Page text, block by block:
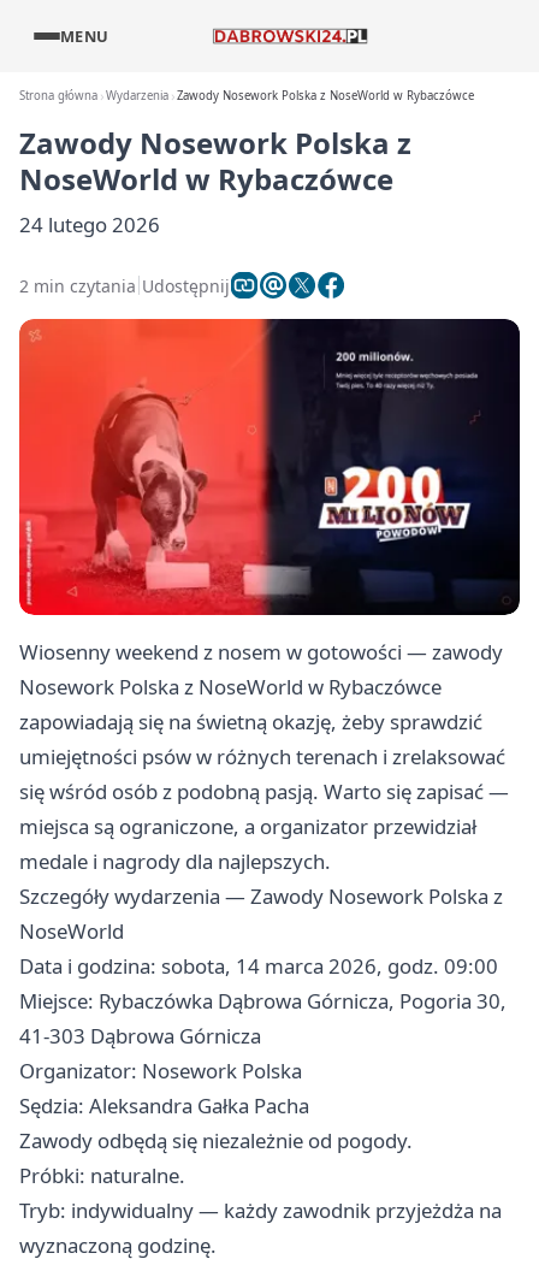
MENU
Strona główna Wydarzenia Zawody Nosework Polska z NoseWorld w Rybaczówce
Zawody Nosework Polska z
NoseWorld w Rybaczówce
24 lutego 2026
2 min czytania Udostępnij
Wiosenny weekend z nosem w gotowości — zawody
Nosework Polska z NoseWorld w Rybaczówce
zapowiadają się na świetną okazję, żeby sprawdzić
umiejętności psów w różnych terenach i zrelaksować
się wśród osób z podobną pasją. Warto się zapisać —
miejsca są ograniczone, a organizator przewidział
medale i nagrody dla najlepszych.
Szczegóły wydarzenia — Zawody Nosework Polska z
NoseWorld
Data i godzina: sobota, 14 marca 2026, godz. 09:00
Miejsce: Rybaczówka Dąbrowa Górnicza, Pogoria 30,
41-303 Dąbrowa Górnicza
Organizator: Nosework Polska
Sędzia: Aleksandra Gałka Pacha
Zawody odbędą się niezależnie od pogody.
Próbki: naturalne.
Tryb: indywidualny — każdy zawodnik przyjeżdża na
wyznaczoną godzinę.